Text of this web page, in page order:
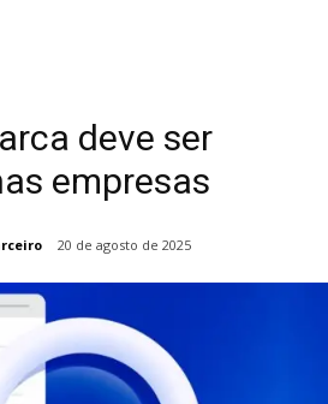
deve ser
empresas
20 de agosto de 2025